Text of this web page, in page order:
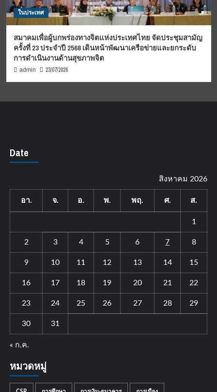
ในประเทศ
สมาคมเพื่อผู้บกพร่องทางจิตแห่งประเทศไทย จัดประชุมสามัญ
ครั้งที่ 23 ประจำปี 2568 เดินหน้าพัฒนาเครือข่ายและยกระดับ
การดำเนินงานด้านสุขภาพจิต
admin 23/07/2026
Date
สิงหาคม 2026
อา. จ. อ. พ. พฤ. ศ. ส.
1
2 3 4 5 6 7 8
9 10 11 12 13 14 15
16 17 18 19 20 21 22
23 24 25 26 27 28 29
30 31
« ก.ค.
หมวดหมู่